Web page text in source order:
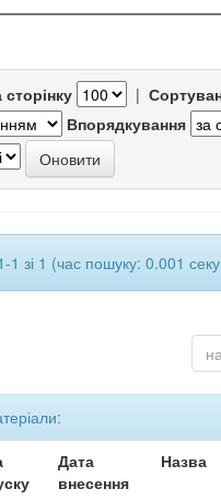
|
Впорядкування
1 зі 1 (час пошуку: 0.001
Дата
внесення
Назва